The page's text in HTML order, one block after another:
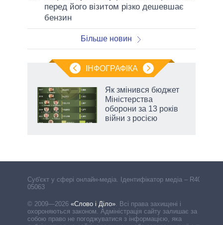
перед його візитом різко дешевшає
бензин
Більше новин
ІНФОГРАФІКА
Як змінився бюджет
Міністерства
оборони за 13 років
війни з росією
Cуб'єкт у сфері онлайн-медіа. Ідентифікатор медіа – R40-
05063
© 2009—2026 «Слово і Діло» Всі права захищені і
охороняються законом. Адміністрація сайту залишає за
собою право не погоджуватися з інформацією, яка